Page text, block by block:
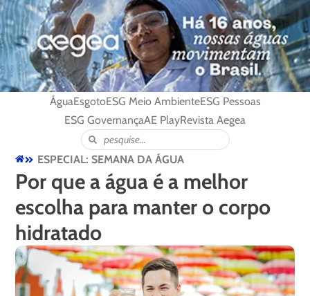
ÁguaEsgotoESG Meio AmbienteESG Pessoas
ESG GovernançaAE PlayRevista Aegea
ESPECIAL: SEMANA DA ÁGUA
Por que a água é a melhor
escolha para manter o corpo
hidratado